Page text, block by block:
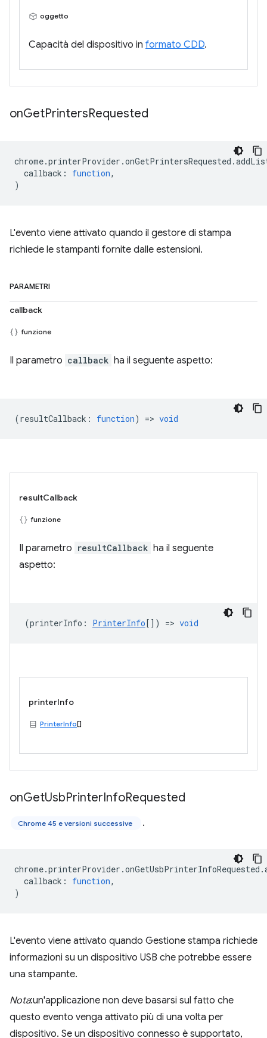
oggetto
Capacità del dispositivo in formato CDD.
onGetPrintersRequested
chrome.printerProvider .onGetPrintersRequested .
callback : function,
)
L'evento viene attivato quando il gestore di stampa
richiede le stampanti fornite dalle estensioni.
PARAMETRI
callback
funzione
Il parametro callback ha il seguente aspetto:
(resultCallback : function) => void
resultCallback
funzione
Il parametro resultCallback ha il seguente
aspetto:
(printerInfo : PrinterInfo[]) => void
printerInfo
PrinterInfo[]
onGetUsbPrinterInfoRequested
Chrome 45 e versioni successive .
chrome.printerProvider .onGetUsbPrinterInfoRequested .
callback : function,
)
L'evento viene attivato quando Gestione stampa richiede
informazioni su un dispositivo USB che potrebbe essere
una stampante.
Nota:un'applicazione non deve basarsi sul fatto che
questo evento venga attivato più di una volta per
dispositivo. Se un dispositivo connesso è supportato,